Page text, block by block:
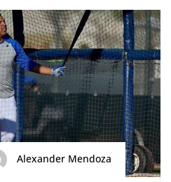
Alexander Mendoza